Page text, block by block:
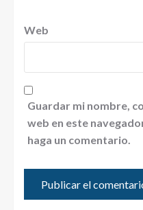
Web
Guardar mi nombre,
web en este
haga un comentario.